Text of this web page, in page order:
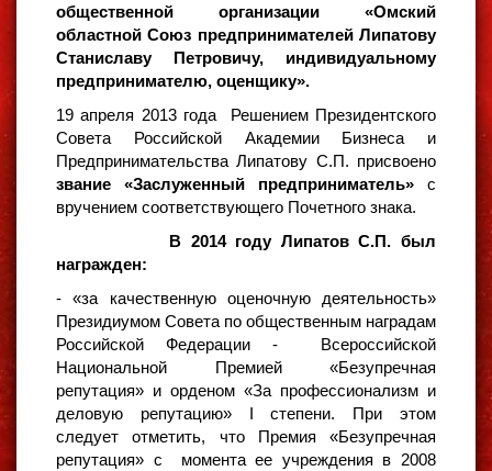
общественной организации «Омский
областной Союз предпринимателей Липатову
Станиславу Петровичу, индивидуальному
предпринимателю, оценщику».
19 апреля 2013 года Решением Президентского
Совета Российской Академии Бизнеса и
Предпринимательства Липатову С.П. присвоено
звание «Заслуженный
предприниматель» с
вручением соответствующего Почетного знака.
В 2014 году Липатов С.П. был
награжден:
- «за качественную оценочную деятельность»
Президиумом Совета по общественным наградам
Российской Федерации - Всероссийской
Национальной Премией «Безупречная
репутация» и орденом «За профессионализм и
деловую репутацию» I степени. При этом
следует отметить, что Премия «Безупречная
репутация» с момента ее учреждения в 2008